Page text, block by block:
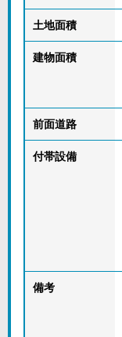
土地面積
建物面積
前面道路
付帯設備
備考